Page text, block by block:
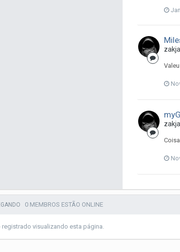
0 MEMBROS ESTÃO ONLINE
registrado visualizando esta página.